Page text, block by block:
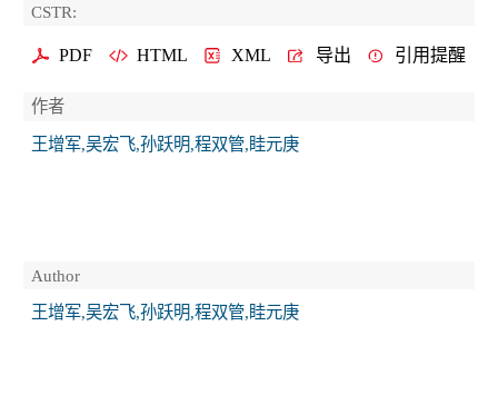
CSTR:
PDF HTML XML 导出 引用提醒
作者
王增军,吴宏飞,孙跃明,程双管,眭元庚
Author
王增军,吴宏飞,孙跃明,程双管,眭元庚